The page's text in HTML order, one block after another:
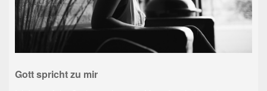
Gott spricht zu mir